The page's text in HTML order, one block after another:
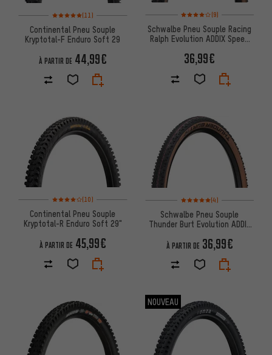
Note moyenne : 5 sur 5 d'après 11 avis
(11)
Continental Pneu Souple
Kryptotal-F Enduro Soft 29
À PARTIR DE 44,99€
Note moyenne : 4 sur 5
(9)
Schwalbe Pneu Souple Racing
Ralph Evolution ADDIX Speed
36,99€
Note moyenne : 4 sur 5 d'après 10 avis
(10)
Continental Pneu Souple
Kryptotal-R Enduro Soft 29"
À PARTIR DE 45,99€
Note moyenne : 5 sur 5
(4)
Schwalbe Pneu Souple
Thunder Burt Evolution ADDIX
À PARTIR DE 36,99€
NOUVEAU